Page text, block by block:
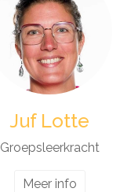
Juf Lotte
Groepsleerkracht
Meer info